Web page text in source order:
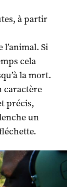
à partir
l’animal. Si
cela
la mort.
caractère
précis,
un